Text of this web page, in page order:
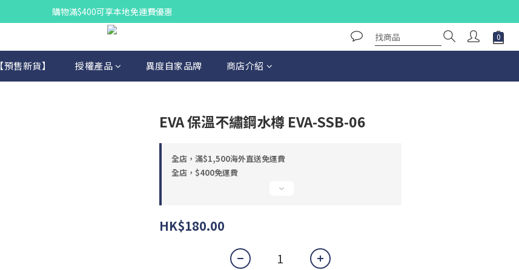
購物滿$400可享本地免運費優惠
【預售新貨】 授權產品 異度自家品牌 商店介紹
EVA 保溫不繡鋼水樽 EVA-SSB-06
全店，滿$1,500海外直送免運費
全店，$400免運費
HK$180.00